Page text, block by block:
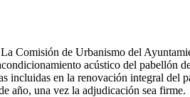
La Comisión de Urbanismo del
acústico del
incluidas en la renovación integral del
año, una vez la adjudicación sea firme.